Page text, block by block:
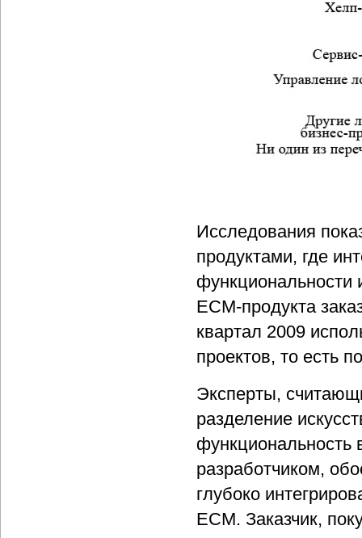
Исследования
продуктами, где
функциональности
ЕСМ-продукта
квартал 2009
проектов, то есть
Эксперты,
разделение
разработчиком,
глубоко
ECM. Заказчик,